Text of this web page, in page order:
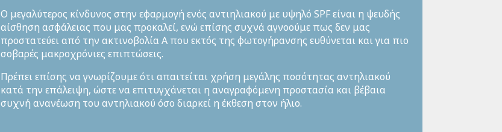
Ο μεγαλύτερος κίνδυνος στην εφαρμογή ενός αντιηλιακού με υψηλό SPF είναι η ψευδής
αίσθηση ασφάλειας που μας προκαλεί, ενώ επίσης συχνά αγνοούμε πως δεν μας
προστατεύει από την ακτινοβολία A που εκτός της φωτογήρανσης ευθύνεται και για πιο
σοβαρές μακροχρόνιες επιπτώσεις.
Πρέπει επίσης να γνωρίζουμε ότι απαιτείται χρήση μεγάλης ποσότητας αντηλιακού
κατά την επάλειψη, ώστε να επιτυγχάνεται η αναγραφόμενη προστασία και βέβαια
συχνή ανανέωση του αντηλιακού όσο διαρκεί η έκθεση στον ήλιο.